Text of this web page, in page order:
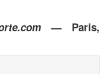
— Paris,